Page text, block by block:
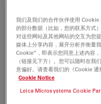
ATTO 620 属于红色光谱
Characteristic features
absorption, temperature
high thermal and photo-
In common with most
我们及我们的合作伙伴使用
的部分数据（比如，您的联系方式
对这些网站及其他网站的交互为您
媒体上分享内容，展开分析并衡量
Cookie”，即表示您同意上述内容
（链接见下方）。您可以随时在
意偏好。请查看我们的《Cookie
Cookie Notice
Leica Microsystems Cookie